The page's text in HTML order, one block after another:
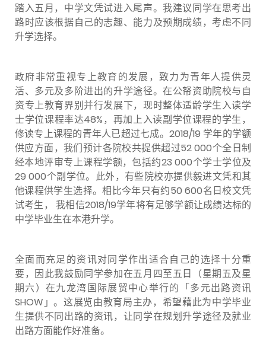
踏入五月，中学文凭试进入尾声。我建议同学在思考出
路时应该根据自己的志趣、能力及预期成绩，考虑不同
升学选择。
政府非常重视专上教育的发展，致力为青年人提供灵
活、多元及多阶进出的升学途径。在公帑资助院校与自
资专上教育界别并行发展下，现时整体适龄学生入读学
士学位课程率达48%，再加上入读副学位课程的学生，
修读专上课程的青年人已超过七成。2018/19 学年的学额
供应方面，我们预计各院校共提供超过52 000个全日制
经本地评审专上课程学额，包括约23 000个学士学位及
29 000个副学位。此外，有些院校亦提供毅进文凭和其
他课程供学生选择。相比今年只有约50 600名日校文凭
试考生， 我相信2018/19学年将有足够学额让成绩达标的
中学毕业生在本港升学。
全面而充足的资讯对同学作出适合自己的选择十分重
要，因此我鼓励同学参加在五月四至五日（星期五及星
期六）在九龙湾国际展贸中心举行的「多元出路资讯
SHOW」。这展览由教育局主办，希望藉此为中学毕业
生提供不同出路的资讯，让同学在规划升学途径及就业
出路方面能作好准备。